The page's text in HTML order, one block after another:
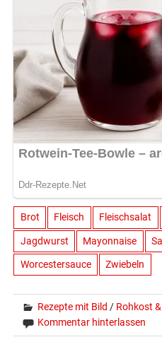
Brot Fleisch Fleischsalat
Jagdwurst Mayonnaise
Worcestersauce Zwiebeln
Rezepte mit Bild / Rohkost
Kommentar hinterlassen